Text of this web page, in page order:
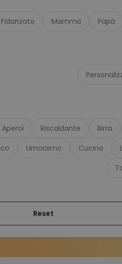
Fidanzato Mamma Papà
Aperol Riscaldante Birra
Umorismo Cucina
Reset